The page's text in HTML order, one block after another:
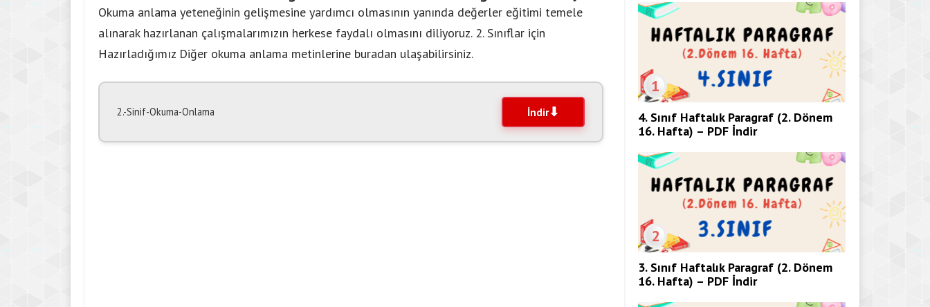
Okuma anlama yeteneğinin gelişmesine yardımcı olmasının yanında değerler eğitimi temele
alınarak hazırlanan çalışmalarımızın herkese faydalı olmasını diliyoruz. 2. Sınıflar için
Hazırladığımız Diğer okuma anlama metinlerine buradan ulaşabilirsiniz.
2.-Sinif-Okuma-Onlama İndir
1
4. Sınıf Haftalık Paragraf (2. Dönem
16. Hafta) – PDF İndir
2
3. Sınıf Haftalık Paragraf (2. Dönem
16. Hafta) – PDF İndir